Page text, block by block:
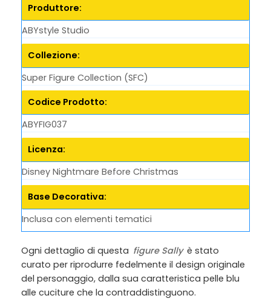
Produttore:
ABYstyle Studio
Collezione:
Super Figure Collection (SFC)
Codice Prodotto:
ABYFIG037
Licenza:
Disney Nightmare Before Christmas
Base Decorativa:
Inclusa con elementi tematici
Ogni dettaglio di questa figure Sally è stato
curato per riprodurre fedelmente il design originale
del personaggio, dalla sua caratteristica pelle blu
alle cuciture che la contraddistinguono.